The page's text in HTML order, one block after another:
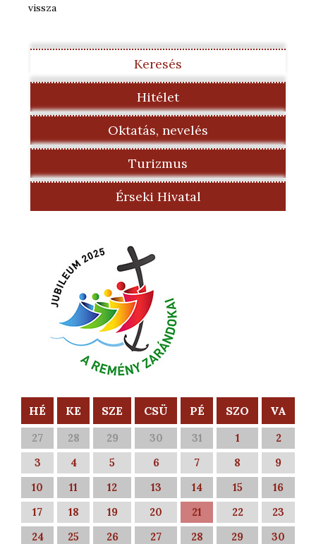
vissza
Keresés
Hitélet
Oktatás, nevelés
Turizmus
Érseki Hivatal
HÉ KE SZE CSÜ PÉ SZO VA
27 28 29 30 31 1
2
3
4 5 6 7 8
9
10
11 12 13 14 15
16
17
18 19 20 21 22
23
24
25 26 27 28 29
30